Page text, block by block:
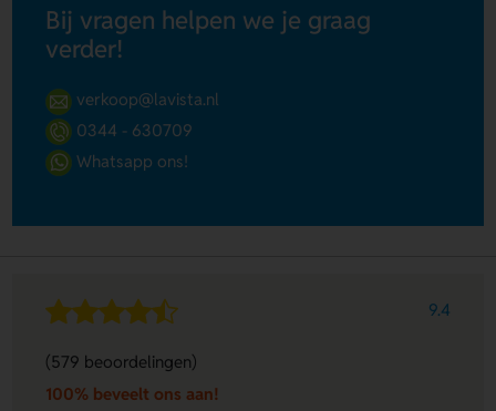
Bij vragen helpen we je graag
verder!
verkoop@lavista.nl
0344 - 630709
Whatsapp ons!
9.4
(579 beoordelingen)
100% beveelt ons aan!